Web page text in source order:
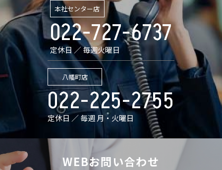
本社センター店
022-727-6737
定休日 ／ 毎週火曜日
八幡町店
022-225-2755
定休日 ／ 毎週 月・火曜日
WEBお問い合わせ